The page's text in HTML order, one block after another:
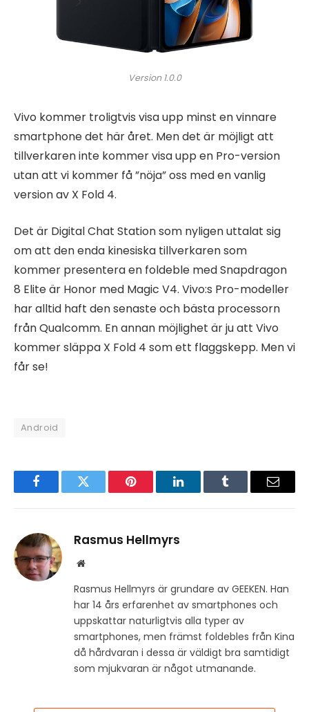
Version 1.0.0
Vivo kommer troligtvis visa upp minst en vinnare
smartphone det här året. Men det är möjligt att
tillverkaren inte kommer visa upp en Pro-version
utan att vi kommer få ”nöja” oss med en vanlig
version av X Fold 4.
Det är Digital Chat Station som nyligen uttalat sig
om att den enda kinesiska tillverkaren som
kommer presentera en foldeble med Snapdragon
8 Elite är Honor med Magic V4. Vivo:s Pro-modeller
har alltid haft den senaste och bästa processorn
från Qualcomm. En annan möjlighet är ju att Vivo
kommer släppa X Fold 4 som ett flaggskepp. Men vi
får se!
Android
FacebookTwitter Pinterest LinkedInTumblr Email
Rasmus Hellmyrs
Website
Rasmus Hellmyrs är grundare av GEEKEN. Han
har 14 års erfarenhet av smartphones och
uppskattar naturligtvis alla typer av
smartphones, men främst foldebles från Kina
då hårdvaran i dessa är väldigt bra samtidigt
som mjukvaran är något utmanande.